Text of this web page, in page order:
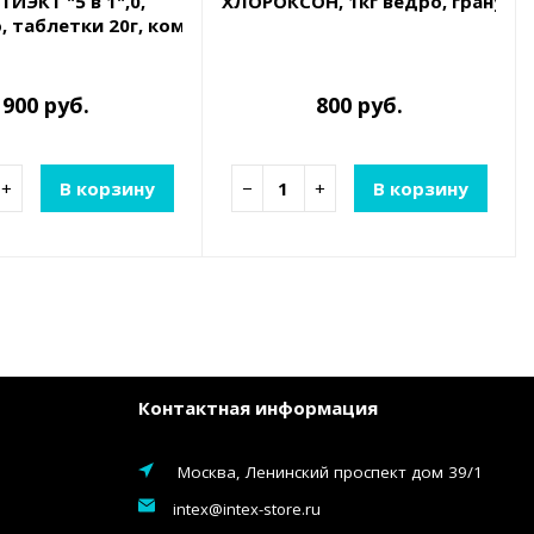
таблетки 20г, комплексное средство для
900 руб.
+ В корзину
800 руб.
− + В корзину
Контактная информация
Москва, Ленинский проспект дом 39/1
intex@intex-store.ru